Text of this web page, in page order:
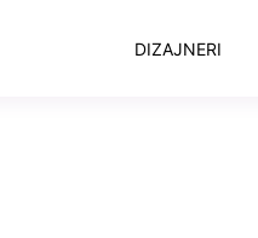
DIZAJNERI